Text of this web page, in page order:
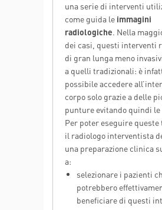
una serie di interventi
come guida le immagini
radiologiche. Nella
dei casi, questi interventi
di gran lunga meno
a quelli tradizionali: è
possibile accedere
corpo solo grazie a delle
punture evitando quindi
Per poter eseguire queste
il radiologo interventista
una preparazione clinica
a:
selezionare i pazienti
potrebbero
beneficiare di questi